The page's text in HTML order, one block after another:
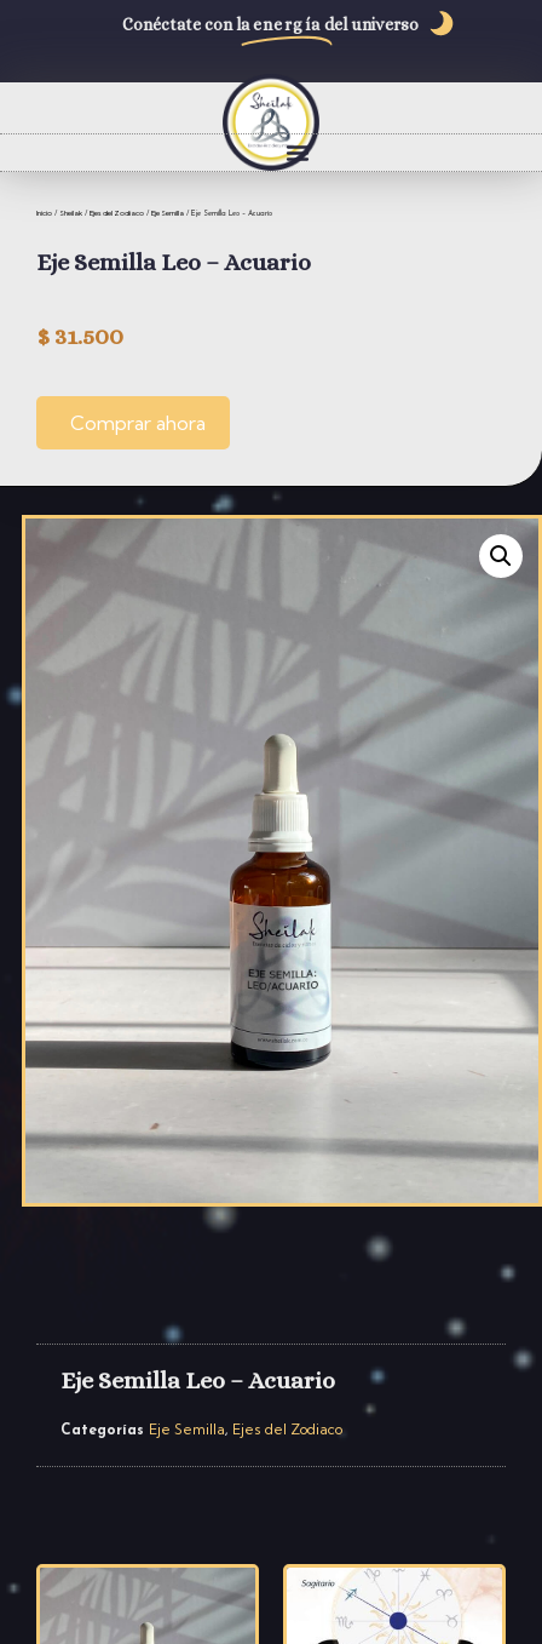
Conéctate con la energía del universo
Inicio / Sheilak / Ejes del Zodiaco / Eje Semilla / Eje Semilla Leo – Acuario
Eje Semilla Leo – Acuario
$ 31.500
Comprar ahora
Eje Semilla Leo – Acuario
Categorías Eje Semilla, Ejes del Zodiaco